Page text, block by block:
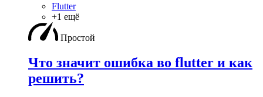
Flutter
+1 ещё
Простой
Что значит ошибка во flutter и как
решить?